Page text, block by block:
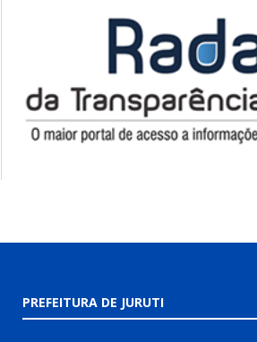
PREFEITURA DE JURUTI